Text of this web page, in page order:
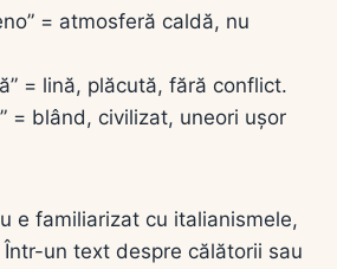
= atmosferă caldă, nu
= lină, plăcută, fără conflict.
= blând, civilizat, uneori ușor
e familiarizat cu italianismele,
un text despre călătorii sau